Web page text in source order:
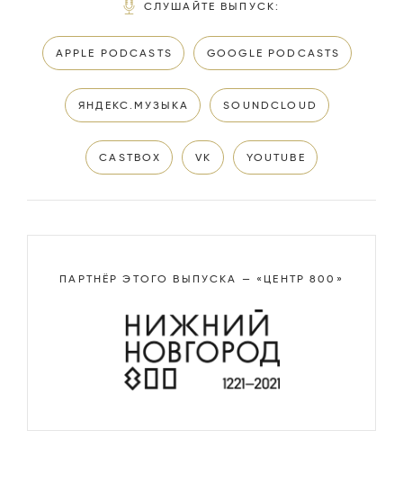
СЛУШАЙТЕ ВЫПУСК:
APPLE PODCASTS GOOGLE PODCASTS
ЯНДЕКС.МУЗЫКА SOUNDCLOUD
CASTBOX VK YOUTUBE
ПАРТНЁР ЭТОГО ВЫПУСКА — «ЦЕНТР 800»